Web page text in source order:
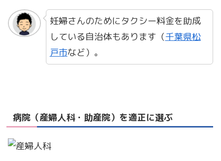
妊婦さんのためにタクシー料金を助成
している自治体もあります（千葉県松
戸市など）。
病院（産婦人科・助産院）を適正に選ぶ